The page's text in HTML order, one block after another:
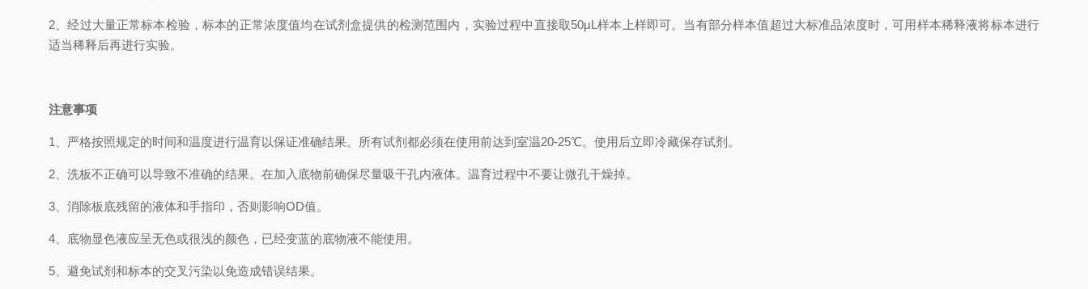
2、经过大量正常标本检验，标本的正常浓度值均在试剂盒提供的检测范围内，实验过程中直接取50μL样本上样即可。当有部分样本值超过大标准品浓度时，可用样本稀释液将标本进行
适当稀释后再进行实验。
注意事项
1、 严格按照规定的时间和温度进行温育以保证准确结果。所有试剂都必须在使用前达到室温20-25℃。使用后立即冷藏保存试剂。
2、 洗板不正确可以导致不准确的结果。在加入底物前确保尽量吸干孔内液体。温育过程中不要让微孔干燥掉。
3、 消除板底残留的液体和手指印，否则影响OD值。
4、 底物显色液应呈无色或很浅的颜色，已经变蓝的底物液不能使用。
5、 避免试剂和标本的交叉污染以免造成错误结果。